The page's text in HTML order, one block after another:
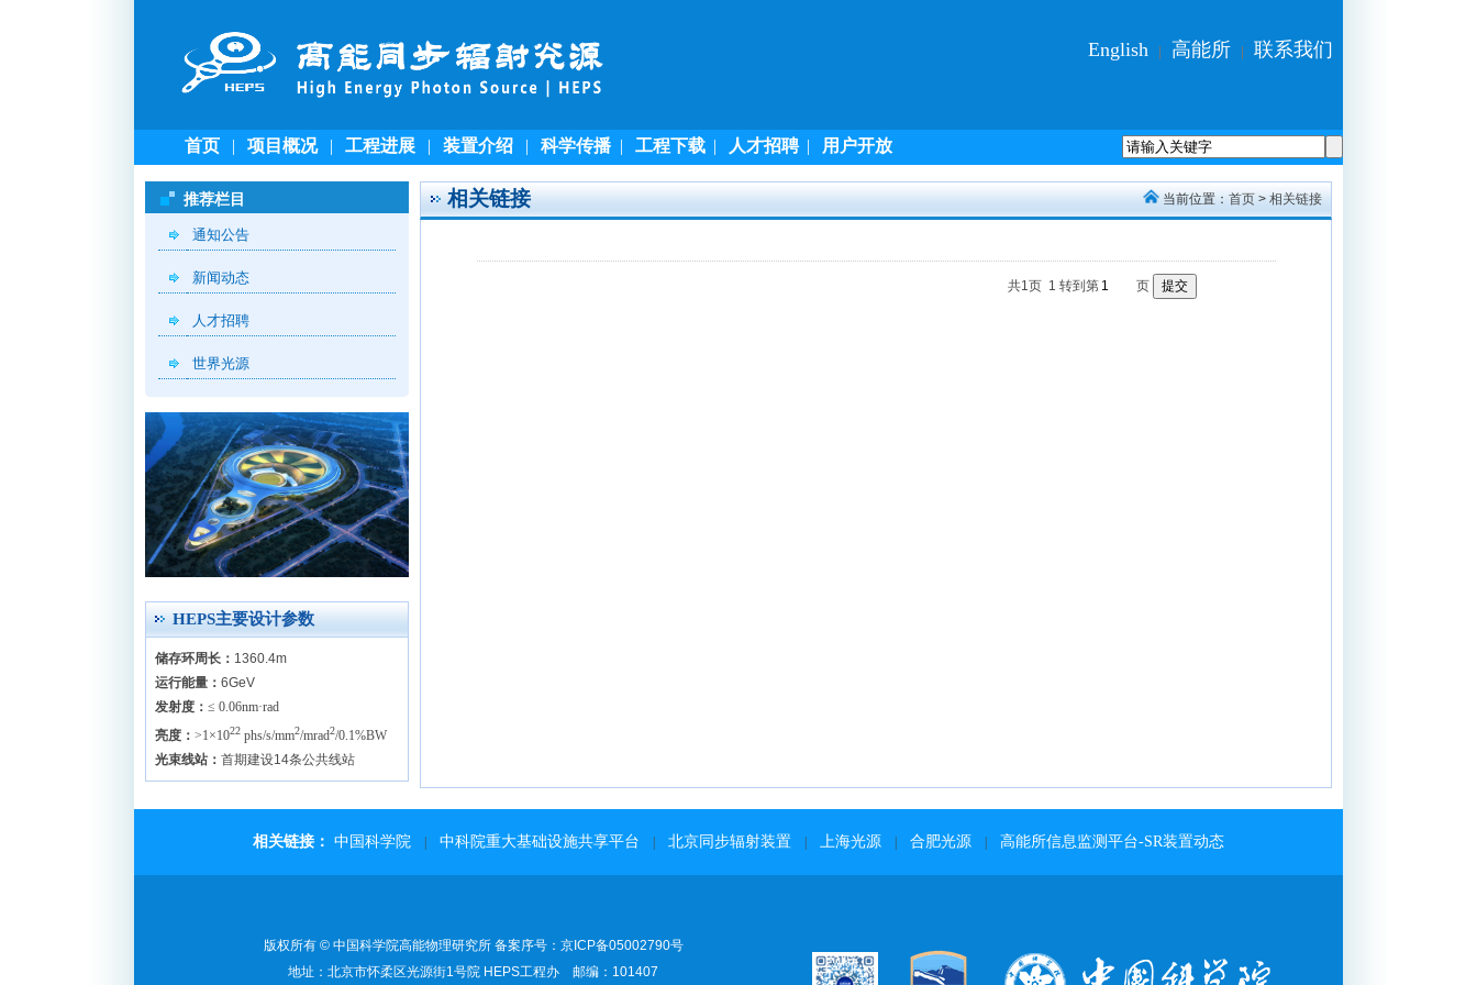
English 高能所 联系我们
首页 | 项目概况 | 工程进展 | 装置介绍 | 科学传播 | 工程下载 | 人才招聘 | 用户开放
推荐栏目
通知公告
新闻动态
人才招聘
世界光源
HEPS主要设计参数
储存环周长： 1360.4m
运行能量： 6GeV
发射度： ≤ 0.06nm·rad
亮度： >1×1022 phs/s/mm2/mrad2/0.1%BW
光束线站： 首期建设14条公共线站
相关链接 当前位置： 首页> 相关链接
共1页 1 转到第 页
相关链接： 中国科学院 中科院重大基础设施共享平台 北京同步辐射装置 上海光源 合肥光源 高能所信息监测平台-SR装置动态
版权所有 © 中国科学院高能物理研究所 备案序号：京ICP备05002790号
地址：北京市怀柔区光源街1号院 HEPS工程办 邮编：101407